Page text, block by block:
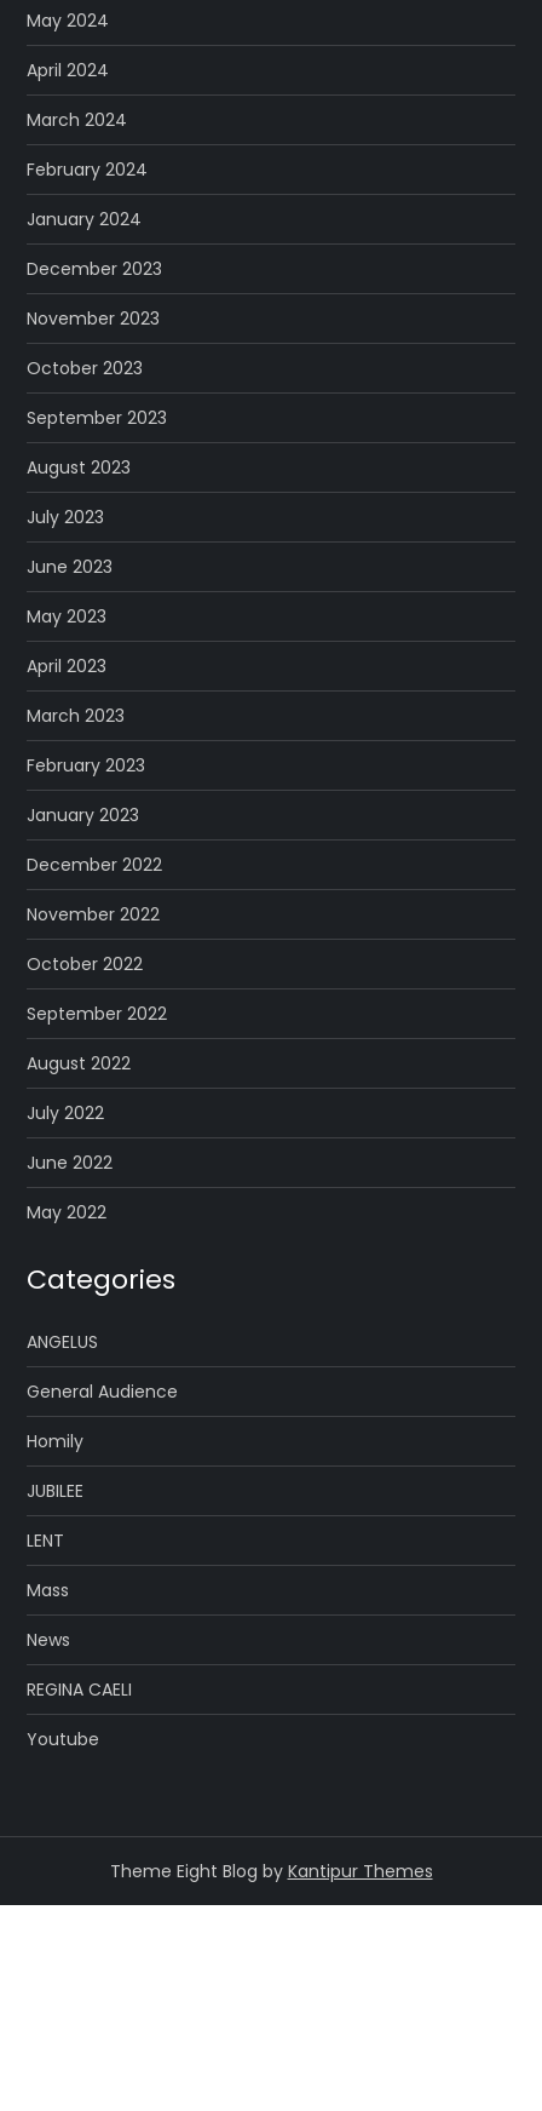
May 2024
April 2024
March 2024
February 2024
January 2024
December 2023
November 2023
October 2023
September 2023
August 2023
July 2023
June 2023
May 2023
April 2023
March 2023
February 2023
January 2023
December 2022
November 2022
October 2022
September 2022
August 2022
July 2022
June 2022
May 2022
Categories
ANGELUS
General Audience
Homily
JUBILEE
LENT
Mass
News
REGINA CAELI
Youtube
Theme Eight Blog by Kantipur Themes